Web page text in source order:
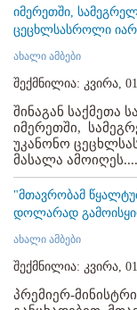
იმერეთში,
ცეცხლსასროლი
ახალი ამბები
შექმნილია: კვირა, 01
შინაგან საქმეთა
იმერეთში,
უკანონო
მასალა ამოიღეს....
"მთავრობამ
დოლარად
ახალი ამბები
შექმნილია: კვირა,
პრემიერ-